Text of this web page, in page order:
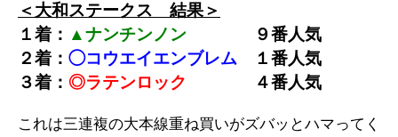
＜大和ステークス 結果＞
１着： ▲ナンチンノン ９番人気
２着： ◯コウエイエンブレム １番人気
３着： ◎ラテンロック ４番人気
これは三連複の大本線重ね買いがズバッとハマってく